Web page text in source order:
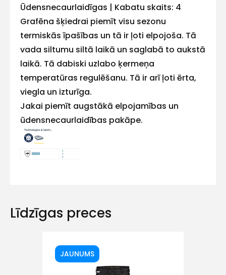
Ūdensnecaurlaidīgas | Kabatu skaits: 4
Grafēna šķiedrai piemīt visu sezonu
termiskās īpašības un tā ir ļoti elpojoša. Tā
vada siltumu siltā laikā un saglabā to aukstā
laikā. Tā dabiski uzlabo ķermeņa
temperatūras regulēšanu. Tā ir arī ļoti ērta,
viegla un izturīga.
Jakai piemīt augstākā elpojamības un
ūdensnecaurlaidības pakāpe.
Līdzīgas preces
JAUNUMS
mums!
Atbildēsim
pēc
iespējas
ātrāk
Vārds